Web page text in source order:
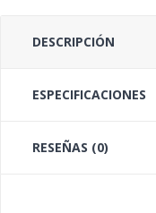
DESCRIPCIÓN
ESPECIFICACIONES
RESEÑAS (0)